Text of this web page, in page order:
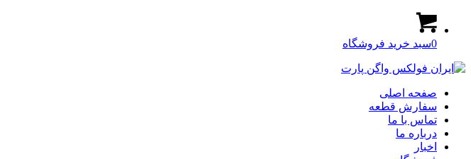
0سبد خرید فروشگاه
صفحه اصلی
سفارش قطعه
تماس با ما
درباره ما
اخبار